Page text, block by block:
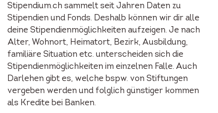
Stipendium.ch sammelt seit Jahren Daten zu
Stipendien und Fonds. Deshalb können wir dir alle
deine Stipendienmöglichkeiten aufzeigen. Je nach
Alter, Wohnort, Heimatort, Bezirk, Ausbildung,
familiäre Situation etc. unterscheiden sich die
Stipendienmöglichkeiten im einzelnen Falle. Auch
Darlehen gibt es, welche bspw. von Stiftungen
vergeben werden und folglich günstiger kommen
als Kredite bei Banken.